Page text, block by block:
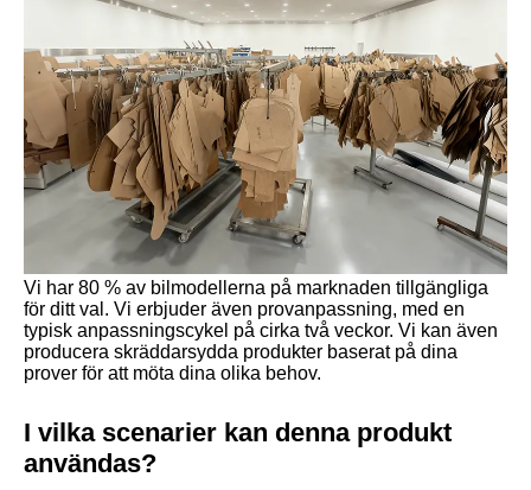
Vi har 80 % av bilmodellerna på marknaden tillgängliga
för ditt val. Vi erbjuder även provanpassning, med en
typisk anpassningscykel på cirka två veckor. Vi kan även
producera skräddarsydda produkter baserat på dina
prover för att möta dina olika behov.
I vilka scenarier kan denna produkt
användas?